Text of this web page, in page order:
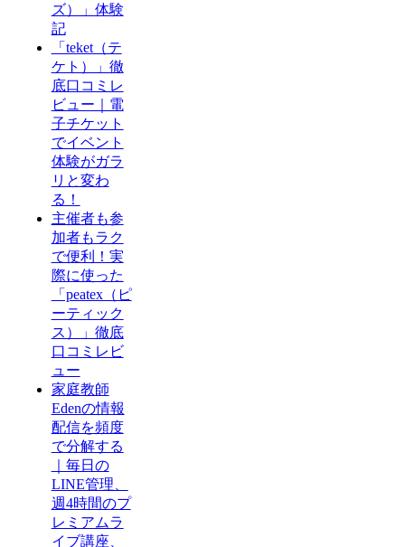
ズ）」体験
記
「teket（テ
ケト）」徹
底口コミレ
ビュー｜電
子チケット
でイベント
体験がガラ
リと変わ
る！
主催者も参
加者もラク
で便利！実
際に使った
「peatex（ピ
ーティック
ス）」徹底
口コミレビ
ュー
家庭教師
Edenの情報
配信を頻度
で分解する
｜毎日の
LINE管理、
週4時間のプ
レミアムラ
イブ講座、